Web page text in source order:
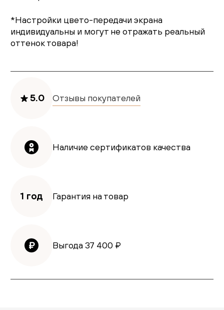
*Настройки цвето-передачи экрана
индивидуальны и могут не отражать реальный
оттенок товара!
5.0 Отзывы покупателей
Наличие сертификатов качества
1 год Гарантия на товар
Выгода 37 400 ₽